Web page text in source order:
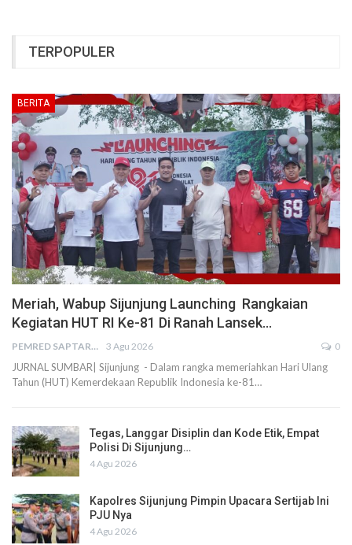
TERPOPULER
BERITA
Meriah, Wabup Sijunjung Launching Rangkaian
Kegiatan HUT RI Ke-81 Di Ranah Lansek…
PEMRED SAPTARIUS 3 Agu 2026 0
JURNAL SUMBAR| Sijunjung - Dalam rangka memeriahkan Hari Ulang
Tahun (HUT) Kemerdekaan Republik Indonesia ke-81…
Tegas, Langgar Disiplin dan Kode Etik, Empat
Polisi Di Sijunjung…
4 Agu 2026
Kapolres Sijunjung Pimpin Upacara Sertijab Ini
PJU Nya
4 Agu 2026